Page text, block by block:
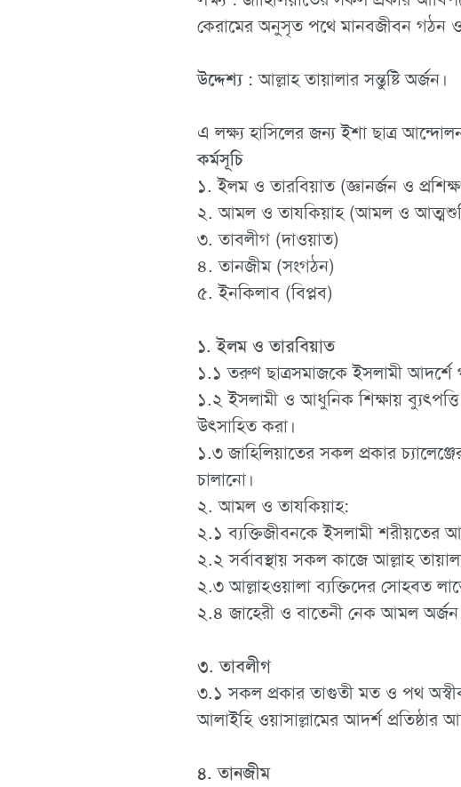
কেরামের অনুসৃত পথে মানবজীবন গঠন ও
উদ্দেশ্য : আল্লাহ তায়ালার সন্তুষ্টি অর্জন।
এ লক্ষ্য হাসিলের জন্য ইশা ছাত্র
কর্মসূচি
১. ইলম ও তারবিয়াত (জ্ঞানর্জন ও
২. আমল ও তাযকিয়াহ (আমল ও
৩. তাবলীগ (দাওয়াত)
৪. তানজীম (সংগঠন)
৫. ইনকিলাব (বিপ্লব)
১. ইলম ও তারবিয়াত
১.১ তরুণ ছাত্রসমাজকে ইসলামী আদর্শে
১.২ ইসলামী ও আধুনিক শিক্ষায়
উৎসাহিত করা।
১.৩ জাহিলিয়াতের সকল প্রকার
চালানো।
২. আমল ও তাযকিয়াহ:
২.১ ব্যক্তিজীবনকে ইসলামী শরীয়তের
২.২ সর্বাবস্থায় সকল কাজে আল্লাহ
২.৩ আল্লাহওয়ালা ব্যক্তিদের সোহবত
২.৪ জাহেরী ও বাতেনী নেক আমল অর্জন
৩. তাবলীগ
৩.১ সকল প্রকার তাগুতী মত ও পথ
আলাইহি ওয়াসাল্লামের আদর্শ
৪. তানজীম